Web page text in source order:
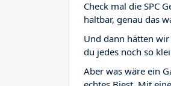
Check mal die SPC
haltbar, genau das
Und dann hätten
du jedes noch so
Aber was wäre ein